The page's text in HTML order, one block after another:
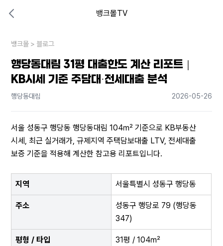
뱅크몰TV
내 상황엔 어떤 방법이 있을까?
뱅크몰 > 블로그
행당동대림 31평 대출한도 계산 리포트｜
KB시세 기준 주담대·전세대출 분석
행당동대림 2026-05-26
서울 성동구 행당동 행당동대림 104㎡ 기준으로 KB부동산
시세, 최근 실거래가, 규제지역 주택담보대출 LTV, 전세대출
보증 기준을 적용해 계산한 참고용 리포트입니다.
지역 서울특별시 성동구 행당동
주소
성동구 행당로 79 (행당동
347)
평형 / 타입 31평 / 104㎡